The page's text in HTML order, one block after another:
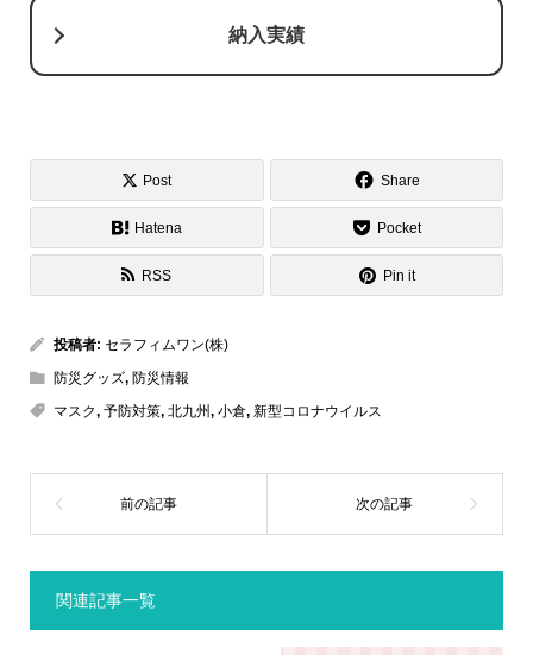
納入実績
Post Share
Hatena Pocket
RSS Pin it
投稿者: セラフィムワン(株)
防災グッズ, 防災情報
マスク, 予防対策, 北九州, 小倉, 新型コロナウイルス
関連記事一覧